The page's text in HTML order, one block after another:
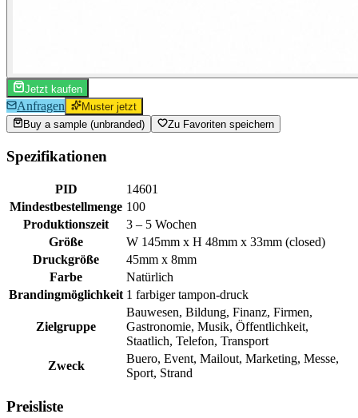
Jetzt kaufen
Anfragen
Muster jetzt
Buy a sample (unbranded)
Zu Favoriten speichern
Spezifikationen
PID
14601
Mindestbestellmenge 100
Produktionszeit
3 – 5 Wochen
Größe
W 145mm x H 48mm x 33mm (closed)
Druckgröße
45mm x 8mm
Farbe
Natürlich
Brandingmöglichkeit 1 farbiger tampon-druck
Zielgruppe
Bauwesen, Bildung, Finanz, Firmen,
Gastronomie, Musik, Öffentlichkeit,
Staatlich, Telefon, Transport
Zweck
Buero, Event, Mailout, Marketing, Messe,
Sport, Strand
Preisliste